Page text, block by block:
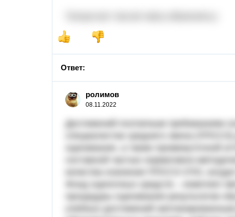
Ответ:
ролимов
08.11.2022
Достижений поэтапным требованиям
Фонд оценочных средств – комплект